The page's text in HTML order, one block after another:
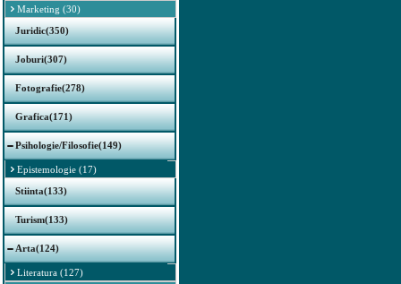
Marketing (30)
Juridic(350)
Joburi(307)
Fotografie(278)
Grafica(171)
Psihologie/Filosofie(149)
Epistemologie (17)
Stiinta(133)
Turism(133)
Arta(124)
Literatura (127)